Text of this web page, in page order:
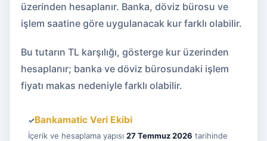
üzerinden hesaplanır. Banka, döviz bürosu ve
işlem saatine göre uygulanacak kur farklı olabilir.
Bu tutarın TL karşılığı, gösterge kur üzerinden
hesaplanır; banka ve döviz bürosundaki işlem
fiyatı makas nedeniyle farklı olabilir.
✓Bankamatic Veri Ekibi
İçerik ve hesaplama yapısı 27 Temmuz 2026 tarihinde